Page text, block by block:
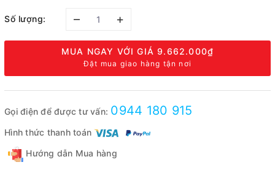
Số lượng: – +
MUA NGAY VỚI GIÁ 9.662.000₫
Đặt mua giao hàng tận nơi
Gọi điện để được tư vấn: 0944 180 915
Hình thức thanh toán
Hướng dẫn Mua hàng